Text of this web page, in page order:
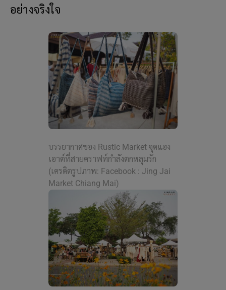
อย่างจริงใจ
บรรยากาศของ Rustic Market จุดแฮง
เอาต์ที่สายคราฟท์กำลังตกหลุมรัก
(เครดิตรูปภาพ: Facebook : Jing Jai
Market Chiang Mai)